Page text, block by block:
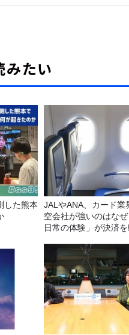
みたい
した熊本
JALやANA、カード業
空会社が強いのはな
日常の体験」が決済を